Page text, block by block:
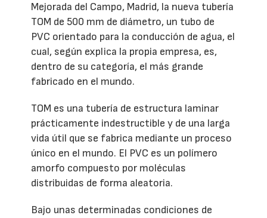
Mejorada del Campo, Madrid, la nueva tubería
TOM de 500 mm de diámetro, un tubo de
PVC orientado para la conducción de agua, el
cual, según explica la propia empresa, es,
dentro de su categoría, el más grande
fabricado en el mundo.
TOM es una tubería de estructura laminar
prácticamente indestructible y de una larga
vida útil que se fabrica mediante un proceso
único en el mundo. El PVC es un polímero
amorfo compuesto por moléculas
distribuidas de forma aleatoria.
Bajo unas determinadas condiciones de